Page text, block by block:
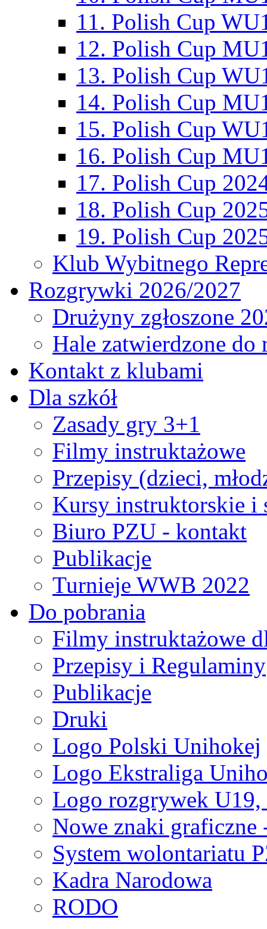
11. Polish Cup
12. Polish Cup
13. Polish Cup
14. Polish Cup
15. Polish Cup
16. Polish Cup
17. Polish Cup
18. Polish Cup
19. Polish Cup
Klub Wybitnego
Rozgrywki 2026/2027
Drużyny zgłoszone
Hale zatwierdzone
Kontakt z klubami
Dla szkół
Zasady gry 3+1
Filmy instruktażowe
Przepisy (dzieci,
Kursy instruktorskie i
Biuro PZU - kontakt
Publikacje
Turnieje WWB 2022
Do pobrania
Filmy instruktażowe
Przepisy i Regulaminy
Publikacje
Druki
Logo Polski Unihokej
Logo Ekstraliga
Logo rozgrywek
Nowe znaki graficzne
System wolontariatu
Kadra Narodowa
RODO